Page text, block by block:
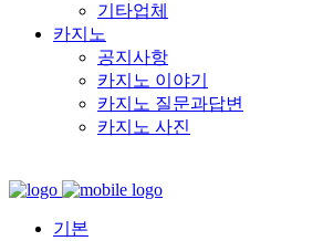
기타업체
카지노
공지사항
카지노 이야기
카지노 질문과답변
카지노 사진
기본